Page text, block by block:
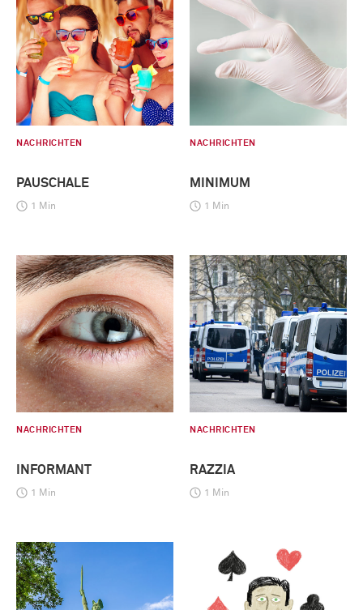
NACHRICHTEN
PAUSCHALE
1 Min
NACHRICHTEN
MINIMUM
1 Min
NACHRICHTEN
INFORMANT
1 Min
NACHRICHTEN
RAZZIA
1 Min